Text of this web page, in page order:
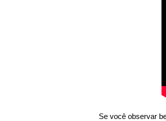
Se você observar